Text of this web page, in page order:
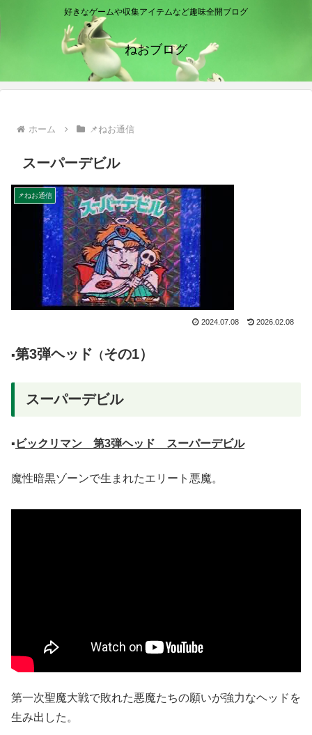
好きなゲームや収集アイテムなど趣味全開ブログ
ねおブログ
ホーム 📌ねお通信
スーパーデビル
📌ねお通信
2024.07.08 2026.02.08
▪️第3弾ヘッド （その1）
スーパーデビル
▪️ ビックリマン 第3弾ヘッド スーパーデビル
魔性暗黒ゾーンで生まれたエリート悪魔。
第一次聖魔大戦で敗れた悪魔たちの願いが強力なヘッドを
生み出した。